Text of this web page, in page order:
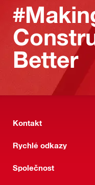
Better
Kontakt
Rychlé odkazy
Společnost